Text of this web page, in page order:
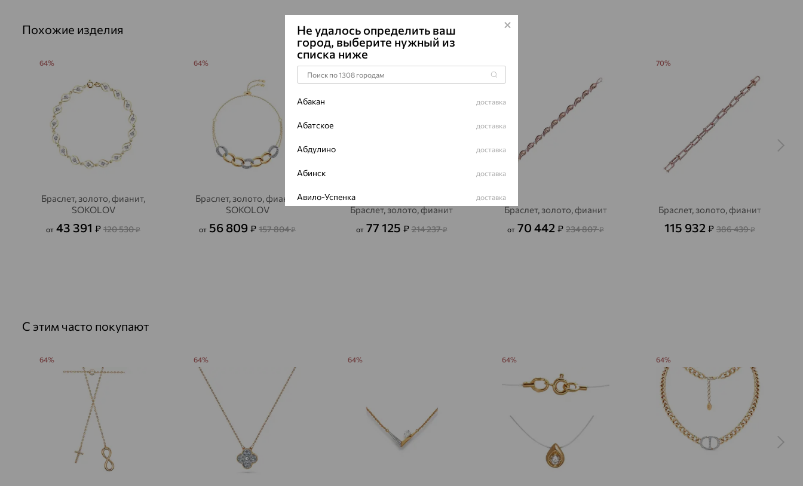
Похожие изделия
Браслет, золото, фианит,
SOKOLOV
от 43 391 ₽ 120 530₽
64%
Браслет, золото, фианит,
SOKOLOV
от 56 809 ₽ 157 804₽
64%
Браслет, золото, фианит
от 77 125 ₽ 214 237₽
Браслет, золото, фианит
от 70 442 ₽ 234 807₽
Браслет, золото, фианит
115 932 ₽ 386 439₽
70%
С этим часто покупают
64% 64% 64% 64% 64%
Не удалось определить ваш
город, выберите нужный из
списка ниже
Абакан доставка
Абатское доставка
Абдулино доставка
Абинск доставка
Авило-Успенка доставка
доставка